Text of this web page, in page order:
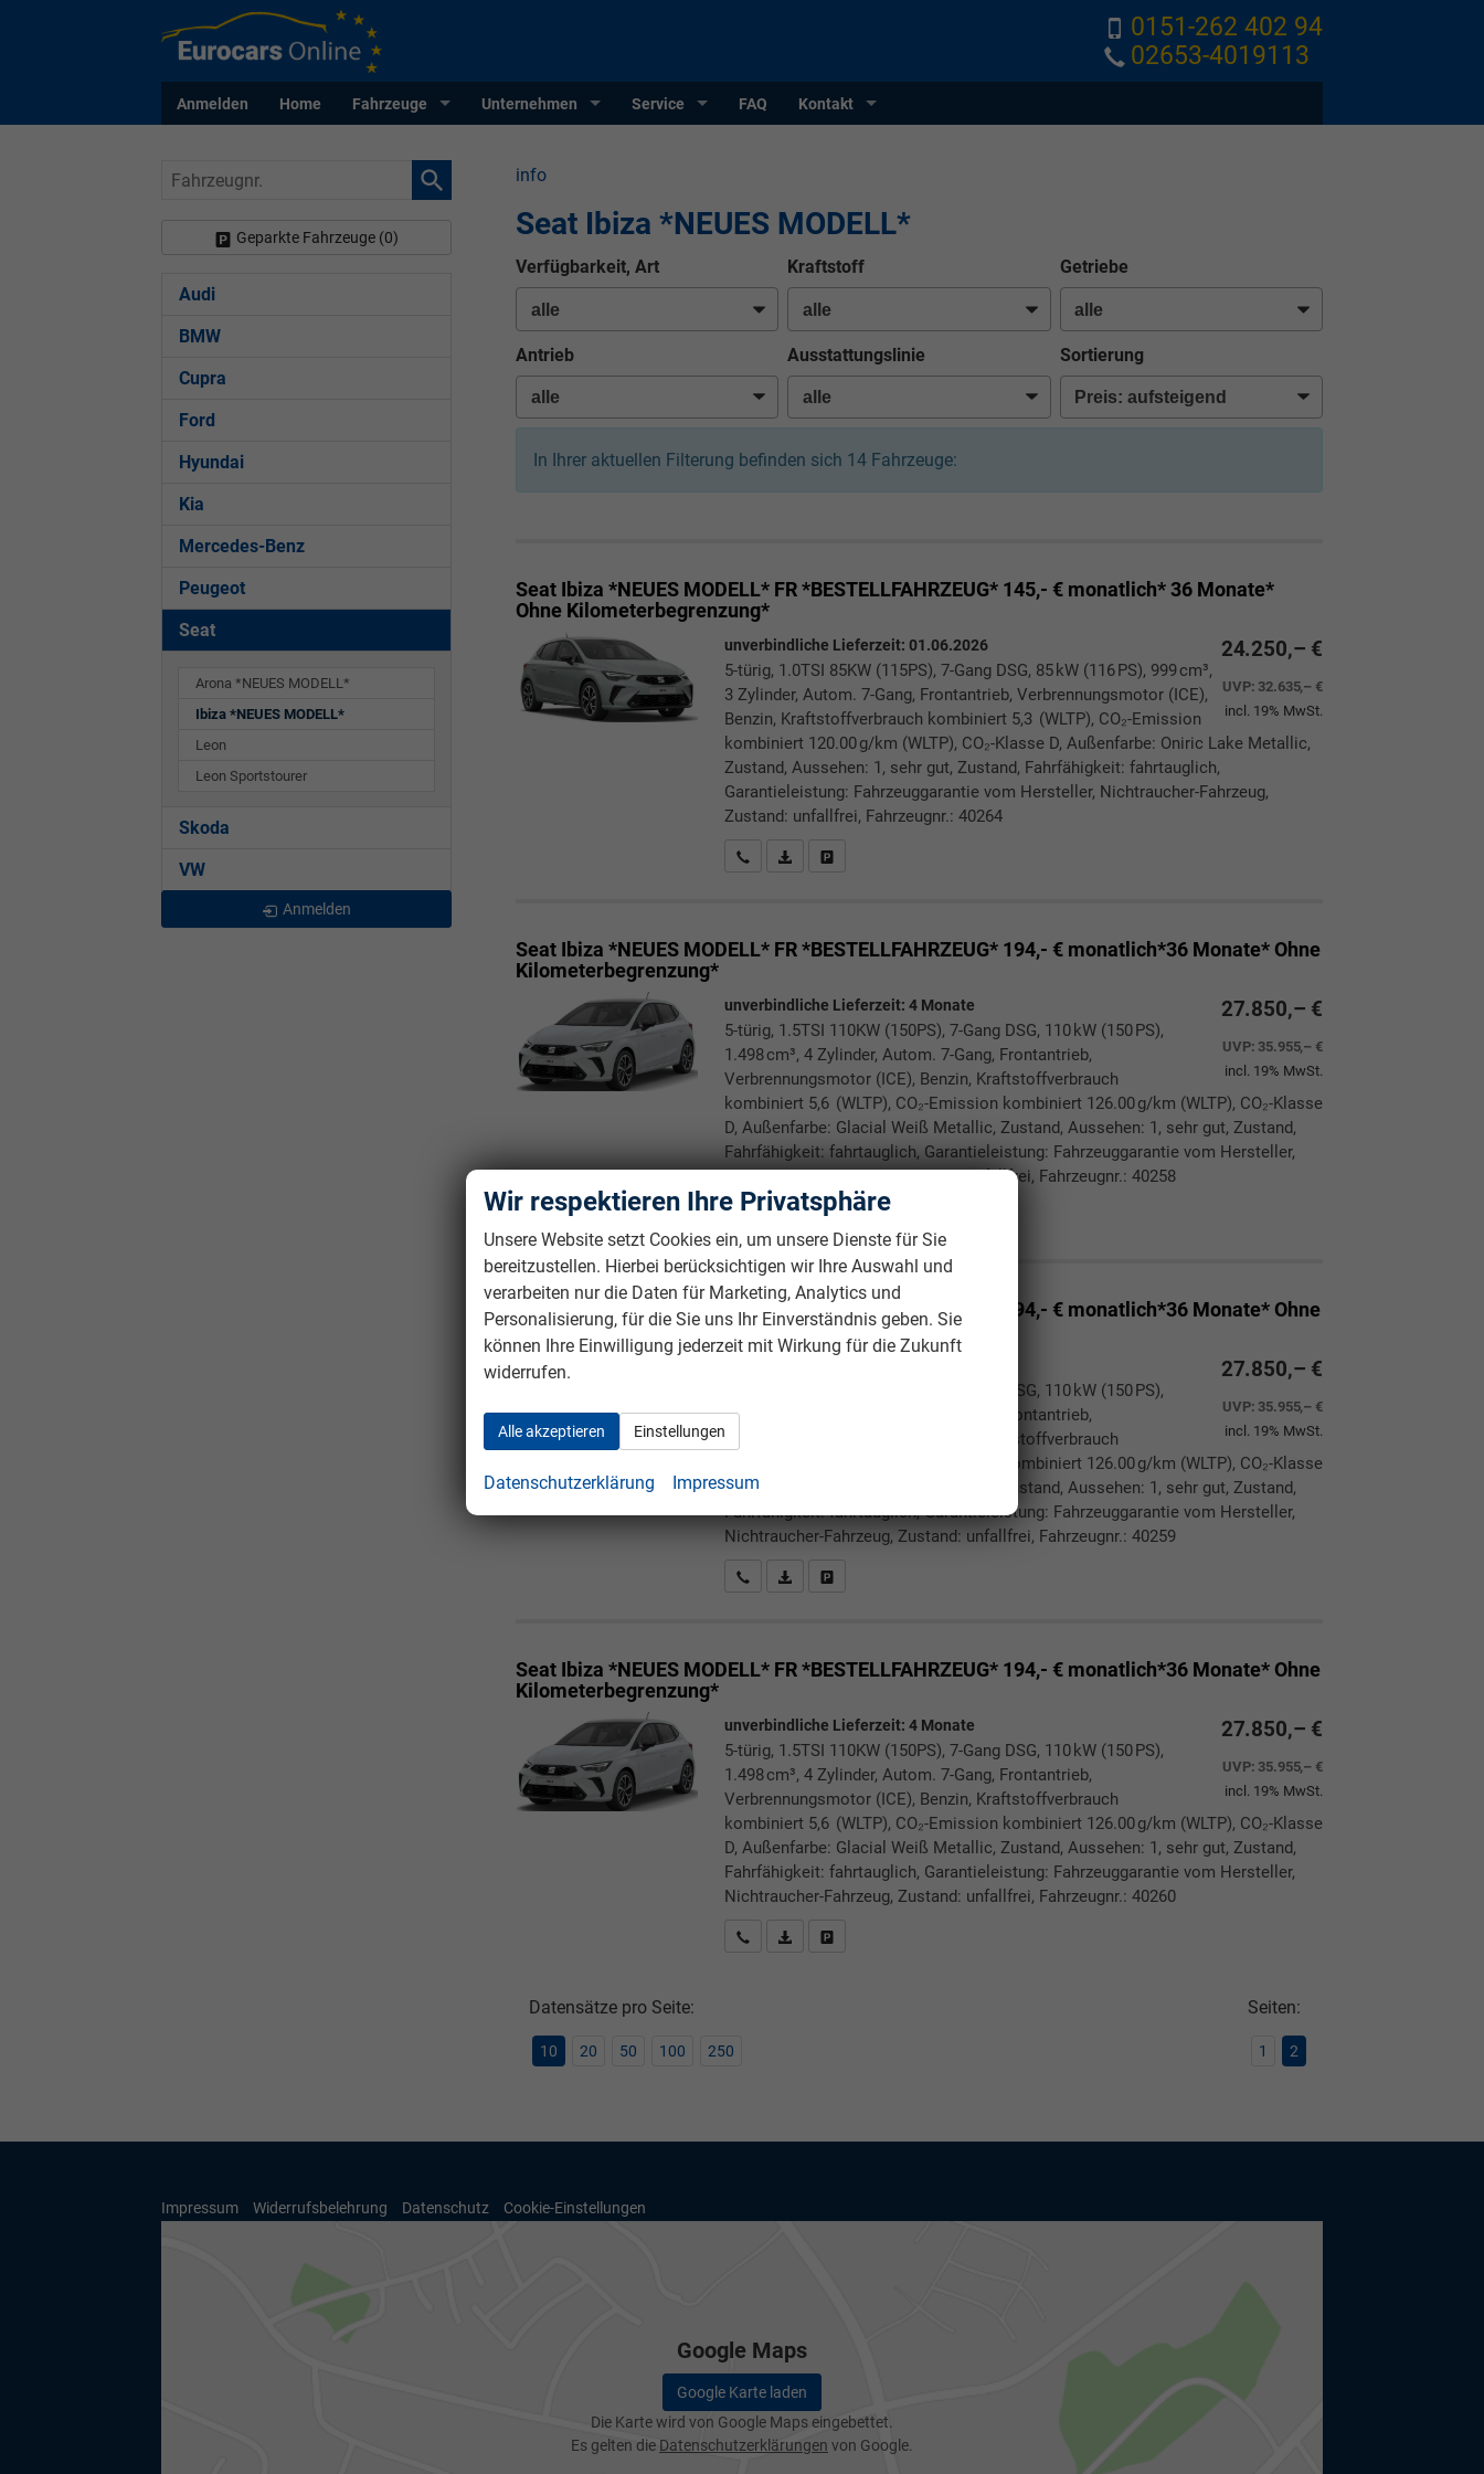
0151-262 402 94
02653-4019113
Anmelden Home Fahrzeuge Unternehmen Service FAQ Kontakt
info
Seat Ibiza *NEUES MODELL*
Verfügbarkeit, Art Kraftstoff Getriebe
Antrieb Ausstattungslinie Sortierung
In Ihrer aktuellen Filterung befinden sich 14Fahrzeuge:
Seat Ibiza *NEUES MODELL* FR *BESTELLFAHRZEUG* 145,- € monatlich* 36 Monate*
Ohne Kilometerbegrenzung*
24.250,– €
UVP: 32.635,– €
incl. 19% MwSt.
unverbindliche Lieferzeit: 01.06.2026
5-türig, 1.0TSI 85KW (115PS), 7-Gang DSG, 85 kW (116 PS), 999 cm³,
3 Zylinder, Autom. 7-Gang, Frontantrieb, Verbrennungsmotor (ICE),
Benzin, Kraftstoffverbrauch kombiniert 5,3 (WLTP), CO₂-Emission
kombiniert 120.00 g/km (WLTP), CO₂-Klasse D, Außenfarbe: Oniric Lake Metallic,
Zustand, Aussehen: 1, sehr gut, Zustand, Fahrfähigkeit: fahrtauglich,
Garantieleistung: Fahrzeuggarantie vom Hersteller, Nichtraucher-Fahrzeug,
Zustand: unfallfrei, Fahrzeugnr.: 40264
Rückrufbitte absenden
PDF-Datei, Fahrzeugexposé drucken
Drucken, parken oder vergleichen
Seat Ibiza *NEUES MODELL* FR *BESTELLFAHRZEUG* 194,- € monatlich*36 Monate* Ohne
Kilometerbegrenzung*
27.850,– €
UVP: 35.955,– €
incl. 19% MwSt.
unverbindliche Lieferzeit: 4 Monate
5-türig, 1.5TSI 110KW (150PS), 7-Gang DSG, 110 kW (150 PS),
1.498 cm³, 4 Zylinder, Autom. 7-Gang, Frontantrieb,
Verbrennungsmotor (ICE), Benzin, Kraftstoffverbrauch
kombiniert 5,6 (WLTP), CO₂-Emission kombiniert 126.00 g/km (WLTP), CO₂-Klasse
D, Außenfarbe: Glacial Weiß Metallic, Zustand, Aussehen: 1, sehr gut, Zustand,
Fahrfähigkeit: fahrtauglich, Garantieleistung: Fahrzeuggarantie vom Hersteller,
Nichtraucher-Fahrzeug, Zustand: unfallfrei, Fahrzeugnr.: 40258
Rückrufbitte absenden
PDF-Datei, Fahrzeugexposé drucken
Seat Ibiza *NEUES MODELL*FR *BESTELLFAHRZEUG* 194,- € monatlich*36 Monate* Ohne
Kilometerbegrenzung*
27.850,– €
UVP: 35.955,– €
incl. 19% MwSt.
5-türig, 1.5TSI 110KW (150PS), 7-Gang DSG, 110 kW (150 PS),
1.498 cm³, 4 Zylinder, Autom. 7-Gang, Frontantrieb,
Verbrennungsmotor (ICE), Benzin, Kraftstoffverbrauch
kombiniert 5,6 (WLTP), CO₂-Emission kombiniert 126.00 g/km (WLTP), CO₂-Klasse
D, Außenfarbe: Glacial Weiß Metallic, Zustand, Aussehen: 1, sehr gut, Zustand,
Fahrfähigkeit: fahrtauglich, Garantieleistung: Fahrzeuggarantie vom Hersteller,
Nichtraucher-Fahrzeug, Zustand: unfallfrei, Fahrzeugnr.: 40259
Rückrufbitte absenden
PDF-Datei, Fahrzeugexposé drucken
Drucken, parken oder vergleichen
Seat Ibiza *NEUES MODELL* FR *BESTELLFAHRZEUG* 194,- € monatlich*36 Monate* Ohne
Kilometerbegrenzung*
27.850,– €
UVP: 35.955,– €
incl. 19% MwSt.
unverbindliche Lieferzeit: 4 Monate
5-türig, 1.5TSI 110KW (150PS), 7-Gang DSG, 110 kW (150 PS),
1.498 cm³, 4 Zylinder, Autom. 7-Gang, Frontantrieb,
Verbrennungsmotor (ICE), Benzin, Kraftstoffverbrauch
kombiniert 5,6 (WLTP), CO₂-Emission kombiniert 126.00 g/km (WLTP), CO₂-Klasse
D, Außenfarbe: Glacial Weiß Metallic, Zustand, Aussehen: 1, sehr gut, Zustand,
Fahrfähigkeit: fahrtauglich, Garantieleistung: Fahrzeuggarantie vom Hersteller,
Nichtraucher-Fahrzeug, Zustand: unfallfrei, Fahrzeugnr.: 40260
Rückrufbitte absenden
PDF-Datei, Fahrzeugexposé drucken
Drucken, parken oder vergleichen
Datensätze pro Seite:
10 20 50 100 250
Seiten:
1 2
Fahrzeugnr.
Geparkte Fahrzeuge (0)
Audi
BMW
Cupra
Ford
Hyundai
Kia
Mercedes-Benz
Peugeot
Seat
Arona *NEUES MODELL*
Ibiza *NEUES MODELL*
Leon
Leon Sportstourer
Skoda
VW
Anmelden
Impressum Widerrufsbelehrung Datenschutz Cookie-Einstellungen
Google Maps
Google Karte laden
Die Karte wird von Google Maps eingebettet.
Es gelten die Datenschutzerklärungen von Google.
Wir respektieren Ihre Privatsphäre
Unsere Website setzt Cookies ein, um unsere Dienste für Sie
bereitzustellen. Hierbei berücksichtigen wir Ihre Auswahl und
verarbeiten nur die Daten für Marketing, Analytics und
Personalisierung, für die Sie uns Ihr Einverständnis geben. Sie
können Ihre Einwilligung jederzeit mit Wirkung für die Zukunft
widerrufen.
Alle akzeptieren Einstellungen
Datenschutzerklärung Impressum